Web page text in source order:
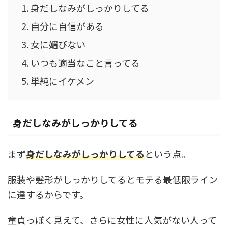
身だしなみがしっかりしてる
自分に自信がある
女に媚びない
いつも適当なこと言ってる
単純にイケメン
身だしなみがしっかりしてる
まず身だしなみがしっかりしてるという点。
服装や髪形がしっかりしてるとモテる最低限ライン
に達するからです。
童貞っぽく見えて、さらに女性に人気がない人って